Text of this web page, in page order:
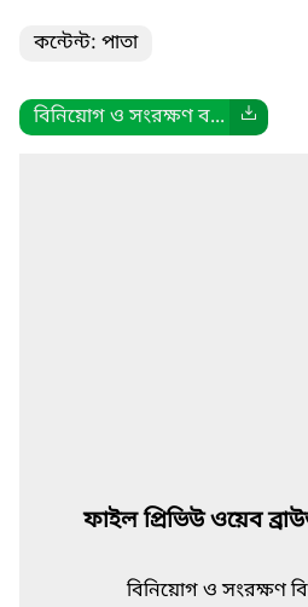
কন্টেন্ট: পাতা
বিনিয়োগ ও সংরক্ষণ ব...
ফাইল প্রিভিউ ওয়েব
বিনিয়োগ ও সংরক্ষণ